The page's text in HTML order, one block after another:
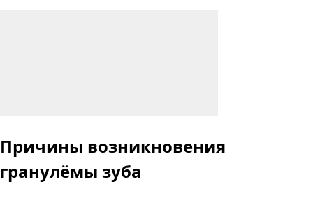
Причины возникновения
гранулёмы зуба